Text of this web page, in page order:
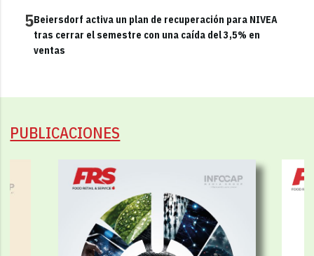
5Beiersdorf activa un plan de recuperación para NIVEA
tras cerrar el semestre con una caída del 3,5% en
ventas
PUBLICACIONES